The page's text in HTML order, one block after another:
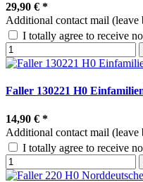
29,90 € *
Additional contact mail (leave
I totally agree to receive
Faller 130221 H0
14,90 € *
Additional contact mail (leave
I totally agree to receive